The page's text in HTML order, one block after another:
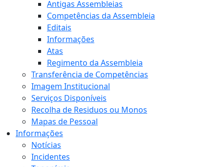
Antigas Assembleias
Competências da Assembleia
Editais
Informações
Atas
Regimento da Assembleia
Transferência de Competências
Imagem Institucional
Serviços Disponíveis
Recolha de Residuos ou Monos
Mapas de Pessoal
Informações
Notícias
Incidentes